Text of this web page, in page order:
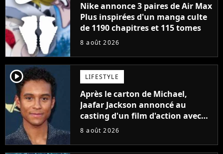
Nike annonce 3 paires de Air Max
Plus inspirées d'un manga culte
de 1190 chapitres et 115 tomes
8 août 2026
player2 LIFESTYLE
Après le carton de Michael,
Jaafar Jackson annoncé au
casting d'un film d'action avec
Will Smith
8 août 2026